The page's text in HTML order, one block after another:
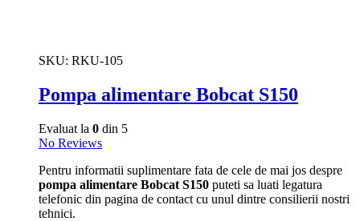
SKU: RKU-105
Pompa alimentare Bobcat S150
Evaluat la 0 din 5
No Reviews
Pentru informatii suplimentare fata de cele de mai jos despre
pompa alimentare Bobcat S150 puteti sa luati legatura
telefonic din pagina de contact cu unul dintre consilierii nostri
tehnici.